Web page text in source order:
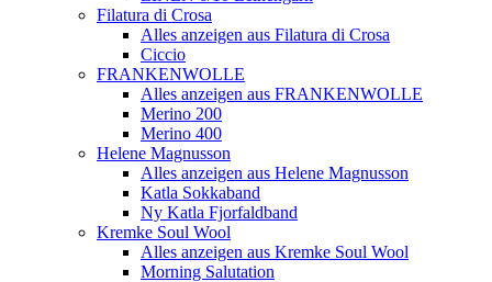
Filatura di Crosa
Alles anzeigen aus Filatura di Crosa
Ciccio
FRANKENWOLLE
Alles anzeigen aus FRANKENWOLLE
Merino 200
Merino 400
Helene Magnusson
Alles anzeigen aus Helene Magnusson
Katla Sokkaband
Ny Katla Fjorfaldband
Kremke Soul Wool
Alles anzeigen aus Kremke Soul Wool
Morning Salutation